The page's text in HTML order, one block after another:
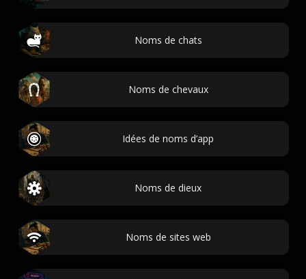
Noms de chats
Noms de chevaux
Idées de noms d’app
Noms de dieux
Noms de sites web